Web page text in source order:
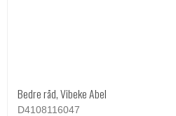
Bedre råd, Vibeke Abel
D4108116047